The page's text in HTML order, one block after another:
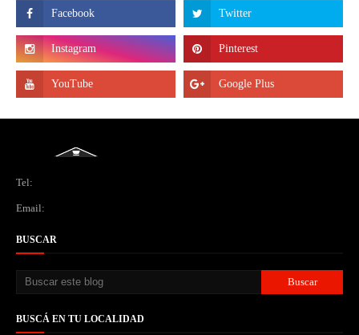
Tel:
Email:
BUSCAR
BUSCÁ EN TU LOCALIDAD